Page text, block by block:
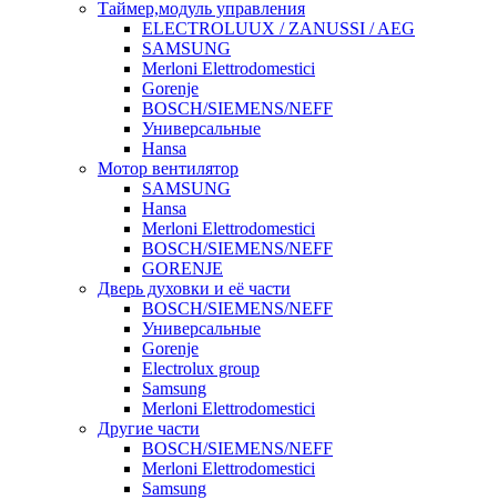
Таймер,модуль управления
ELECTROLUUX / ZANUSSI / AEG
SAMSUNG
Merloni Elettrodomestici
Gorenje
BOSCH/SIEMENS/NEFF
Универсальные
Hansa
Мотор вентилятор
SAMSUNG
Hansa
Merloni Elettrodomestici
BOSCH/SIEMENS/NEFF
GORENJE
Дверь духовки и её части
BOSCH/SIEMENS/NEFF
Универсальные
Gorenje
Electrolux group
Samsung
Merloni Elettrodomestici
Другие части
BOSCH/SIEMENS/NEFF
Merloni Elettrodomestici
Samsung